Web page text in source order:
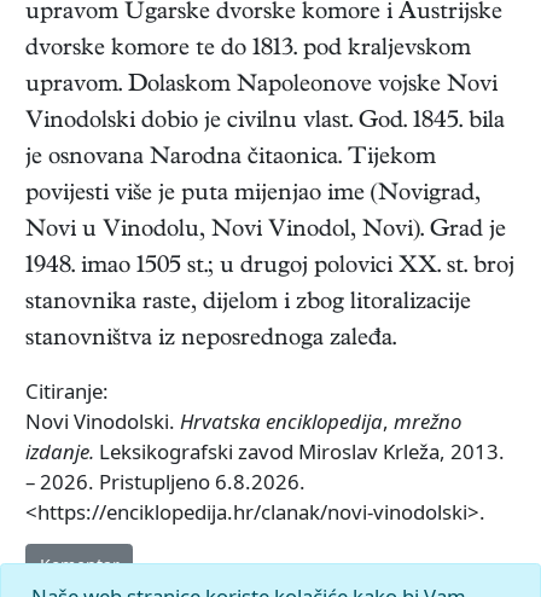
upravom Ugarske dvorske komore i Austrijske
dvorske komore te do 1813. pod kraljevskom
upravom. Dolaskom Napoleonove vojske Novi
Vinodolski dobio je civilnu vlast. God. 1845. bila
je osnovana Narodna čitaonica. Tijekom
povijesti više je puta mijenjao ime (Novigrad,
Novi u Vinodolu, Novi Vinodol, Novi). Grad je
1948. imao 1505 st.; u drugoj polovici XX. st. broj
stanovnika raste, dijelom i zbog litoralizacije
stanovništva iz neposrednoga zaleđa.
Citiranje:
Novi Vinodolski. Hrvatska enciklopedija, mrežno
izdanje. Leksikografski zavod Miroslav Krleža, 2013.
– 2026. Pristupljeno 6.8.2026.
<https://enciklopedija.hr/clanak/novi-vinodolski>.
Komentar